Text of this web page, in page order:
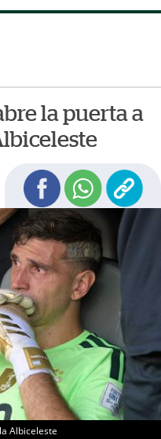
la puerta a
Albiceleste